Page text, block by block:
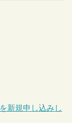
新規申し込みし